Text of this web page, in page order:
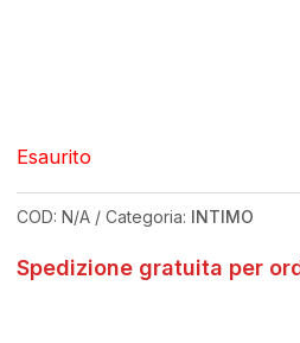
Esaurito
COD:N/A Categoria: INTIMO
Spedizione gratuita per